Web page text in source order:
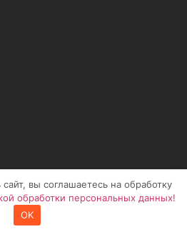
вы соглашаетесь на обработку
обработки персональных данных!
OK